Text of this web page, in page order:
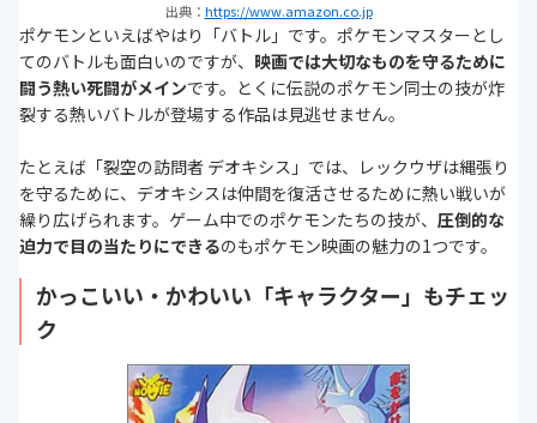
出典： https://www.amazon.co.jp
ポケモンといえばやはり「バトル」です。ポケモンマスターとし
てのバトルも面白いのですが、 映画では大切なものを守るために
闘う熱い死闘がメインです。とくに伝説のポケモン同士の技が炸
裂する熱いバトルが登場する作品は見逃せません。
たとえば「裂空の訪問者 デオキシス」では、レックウザは縄張り
を守るために、デオキシスは仲間を復活させるために熱い戦いが
繰り広げられます。ゲーム中でのポケモンたちの技が、 圧倒的な
迫力で目の当たりにできるのもポケモン映画の魅力の1つです。
かっこいい・かわいい「キャラクター」もチェッ
ク